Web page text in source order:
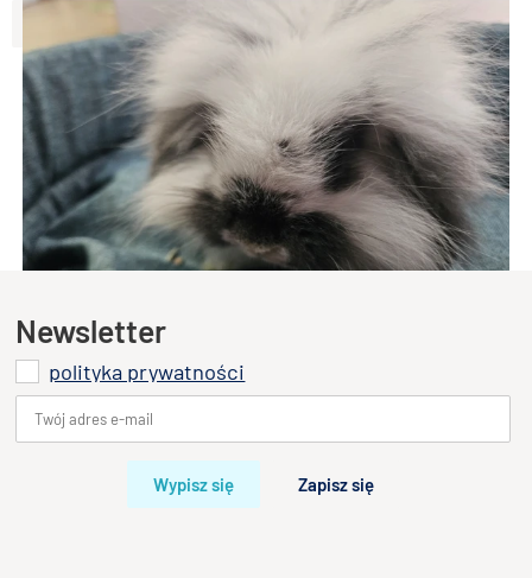
Najpopularniejsze rasy królików miniaturowych
Królików domowych jest wiele ras, które różnią się nie tylko
wyglądem, ale również temperamentem i zachowaniem. Chociaż
określenie „króliki miniaturowe” sugeruje niewielkie rozmiary,
niektóre z tych ras mogą być większe niż się spodziewamy, co
wpływa również na ich wagę.
Króliczki miniaturki Teddy i Baranki – wyjątkowi mali przyjaciele
Teddy oraz Baranki, które zachwycają swoim wyglądem i
łagodnym charakterem. To idealni towarzysze zarówno dla dzieci,
jak i dorosłych.
hodowli
autentyczne miniaturki
, a nie przypadkowe mieszańce.
Akcesoria oraz pokarmy
Króliczki miniaturki dostępne w sklepie
Newsletter
polityka prywatności
Wypisz się Zapisz się